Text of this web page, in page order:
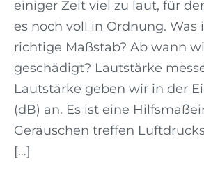
einiger Zeit viel zu laut, für
es noch voll in Ordnung. Was
richtige Maßstab? Ab wann
geschädigt? Lautstärke
Lautstärke geben wir in der
(dB) an. Es ist eine
Geräuschen treffen
[…]